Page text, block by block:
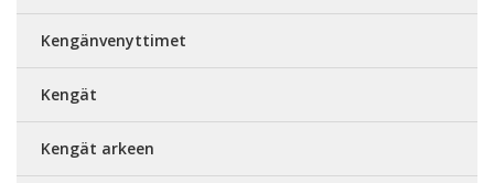
Kengänvenyttimet
Kengät
Kengät arkeen